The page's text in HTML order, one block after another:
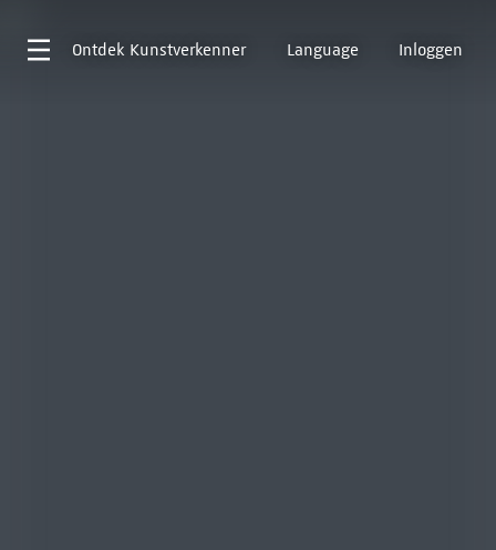
Ontdek Kunstverkenner Language Inloggen